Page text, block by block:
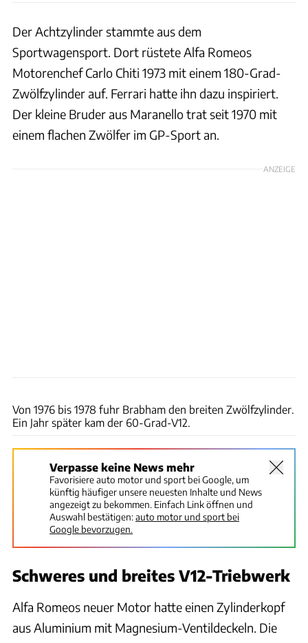
Der Achtzylinder stammte aus dem
Sportwagensport. Dort rüstete Alfa Romeos
Motorenchef Carlo Chiti 1973 mit einem 180-Grad-
Zwölfzylinder auf. Ferrari hatte ihn dazu inspiriert.
Der kleine Bruder aus Maranello trat seit 1970 mit
einem flachen Zwölfer im GP-Sport an.
ANZEIGE
Von 1976 bis 1978 fuhr Brabham den breiten Zwölfzylinder.
Ein Jahr später kam der 60-Grad-V12.
Verpasse keine News mehr
Favorisiere auto motor und sport bei Google, um
künftig häufiger unsere neuesten Inhalte und News
angezeigt zu bekommen. Einfach Link öffnen und
Auswahl bestätigen:auto motor und sport bei
Google bevorzugen.
Schweres und breites V12-Triebwerk
Alfa Romeos neuer Motor hatte einen Zylinderkopf
aus Aluminium mit Magnesium-Ventildeckeln. Die